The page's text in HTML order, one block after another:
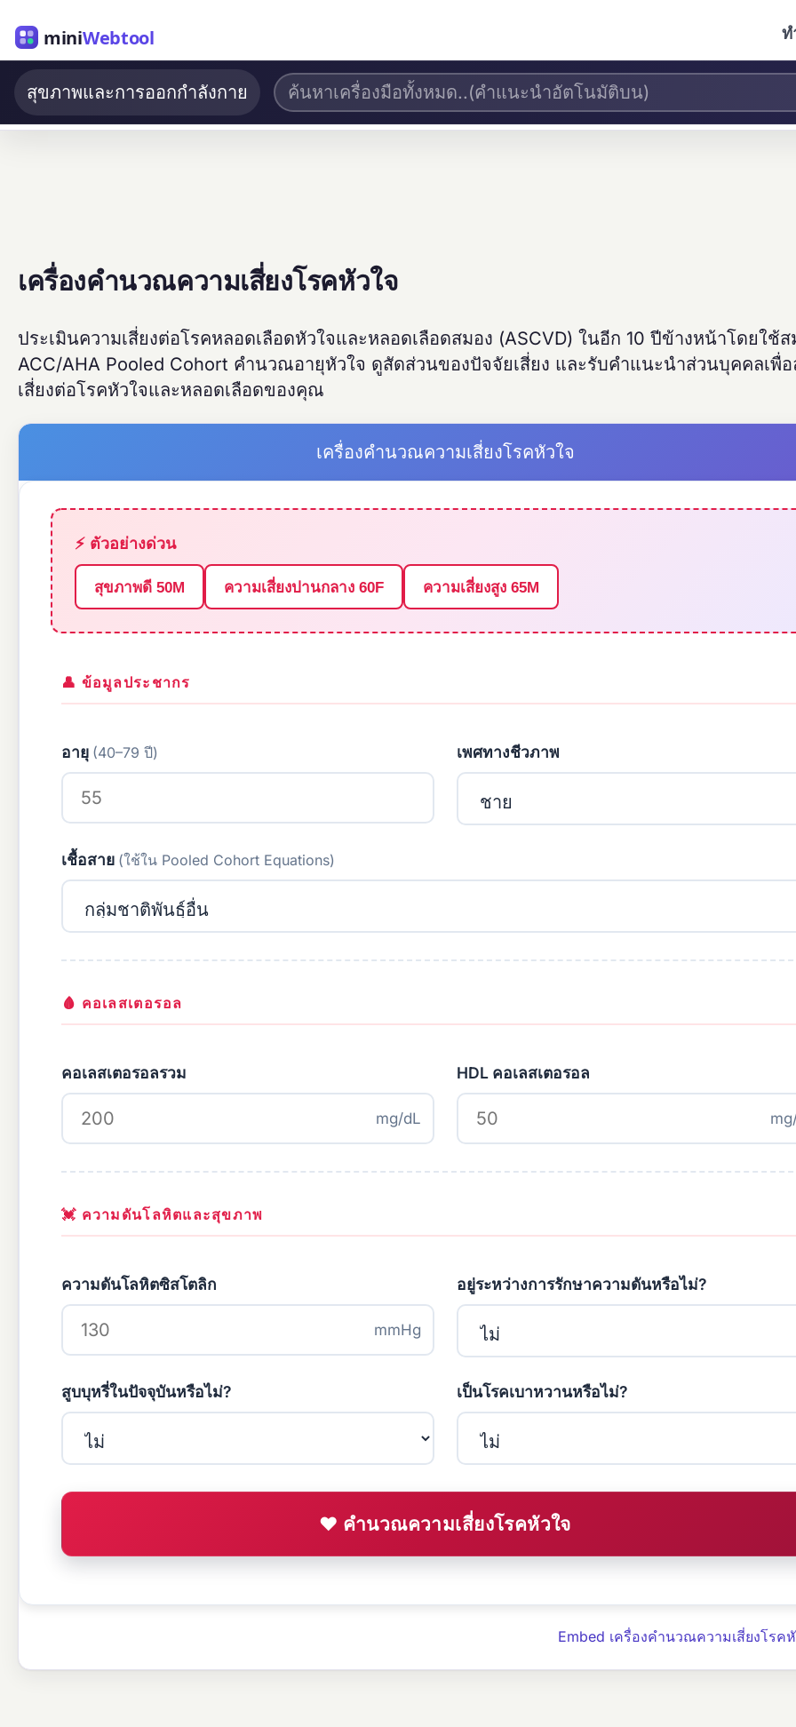
miniWebtool ท
สุขภาพและการออกกำลังกาย
เครื่องคำนวณความเสี่ยงโรคหัวใจ
ประเมินความเสี่ยงต่อโรคหลอดเลือดหัวใจและหลอดเลือดสมอง (ASCVD) ในอีก 10 ปีข้างหน้าโดยใช้ส
ACC/AHA Pooled Cohort คำนวณอายุหัวใจ ดูสัดส่วนของปัจจัยเสี่ยง และรับคำแนะนำส่วนบุคคลเพื่
เสี่ยงต่อโรคหัวใจและหลอดเลือดของคุณ
เครื่องคำนวณความเสี่ยงโรคหัวใจ
⚡ ตัวอย่างด่วน
สุขภาพดี 50M ความเสี่ยงปานกลาง 60F ความเสี่ยงสูง 65M
👤 ข้อมูลประชากร
อายุ (40–79 ปี) เพศทางชีวภาพ
เชื้อสาย (ใช้ใน Pooled Cohort Equations)
🩸 คอเลสเตอรอล
คอเลสเตอรอลรวม
mg/dL
HDL คอเลสเตอรอล
💓 ความดันโลหิตและสุขภาพ
ความดันโลหิตซิสโตลิก
mmHg
อยู่ระหว่างการรักษาความดันหรือไม่?
สูบบุหรี่ในปัจจุบันหรือไม่? เป็นโรคเบาหวานหรือไม่?
❤ คำนวณความเสี่ยงโรคหัวใจ
Embed เครื่องคำนวณความเสี่ยงโรค